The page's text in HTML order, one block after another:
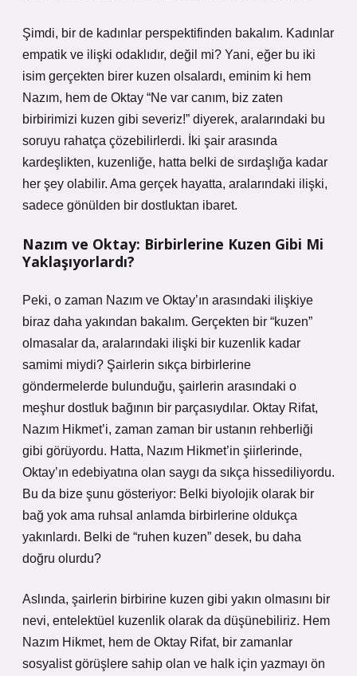
Şimdi, bir de kadınlar perspektifinden bakalım. Kadınlar
empatik ve ilişki odaklıdır, değil mi? Yani, eğer bu iki
isim gerçekten birer kuzen olsalardı, eminim ki hem
Nazım, hem de Oktay “Ne var canım, biz zaten
birbirimizi kuzen gibi severiz!” diyerek, aralarındaki bu
soruyu rahatça çözebilirlerdi. İki şair arasında
kardeşlikten, kuzenliğe, hatta belki de sırdaşlığa kadar
her şey olabilir. Ama gerçek hayatta, aralarındaki ilişki,
sadece gönülden bir dostluktan ibaret.
Nazım ve Oktay: Birbirlerine Kuzen Gibi Mi
Yaklaşıyorlardı?
Peki, o zaman Nazım ve Oktay’ın arasındaki ilişkiye
biraz daha yakından bakalım. Gerçekten bir “kuzen”
olmasalar da, aralarındaki ilişki bir kuzenlik kadar
samimi miydi? Şairlerin sıkça birbirlerine
göndermelerde bulunduğu, şairlerin arasındaki o
meşhur dostluk bağının bir parçasıydılar. Oktay Rifat,
Nazım Hikmet’i, zaman zaman bir ustanın rehberliği
gibi görüyordu. Hatta, Nazım Hikmet’in şiirlerinde,
Oktay’ın edebiyatına olan saygı da sıkça hissediliyordu.
Bu da bize şunu gösteriyor: Belki biyolojik olarak bir
bağ yok ama ruhsal anlamda birbirlerine oldukça
yakınlardı. Belki de “ruhen kuzen” desek, bu daha
doğru olurdu?
Aslında, şairlerin birbirine kuzen gibi yakın olmasını bir
nevi, entelektüel kuzenlik olarak da düşünebiliriz. Hem
Nazım Hikmet, hem de Oktay Rifat, bir zamanlar
sosyalist görüşlere sahip olan ve halk için yazmayı ön